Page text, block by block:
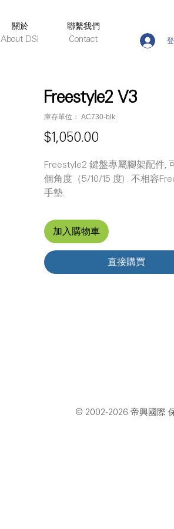
關於
About DSI
聯繫我們
Contact
Freestyle2 V3
庫存單位： AC730-blk
$1,050.00價
Freestyle2 鍵盤專屬腳架配件,
個角度（5/10/15 度) . 不相容
手墊.
加入購物車
直接購買
© 2002-2026 帝興國際